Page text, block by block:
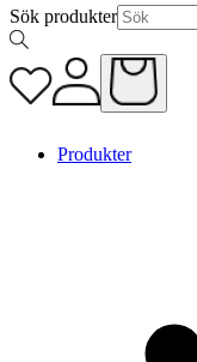
Sök produkter
Produkter